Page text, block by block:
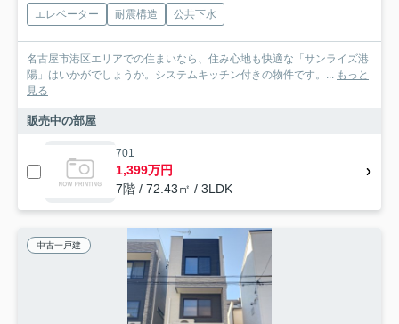
エレベーター 耐震構造 公共下水
名古屋市港区エリアでの住まいなら、住み心地も快適な「サンライズ港
陽」はいかがでしょうか。システムキッチン付きの物件です。... もっと
見る
販売中の部屋
701
1,399万円
7階 / 72.43㎡ / 3LDK
中古一戸建